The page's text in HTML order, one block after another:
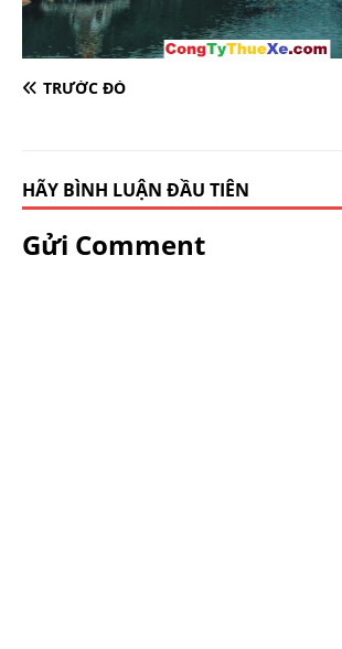
TRƯỚC ĐÓ
HÃY BÌNH LUẬN ĐẦU TIÊN
Gửi Comment